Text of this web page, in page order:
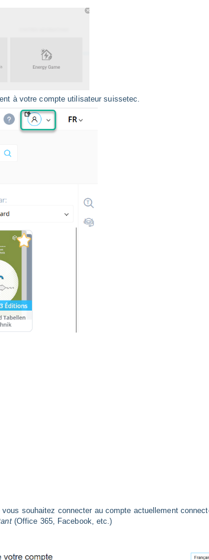
à votre compte utilisateur suissetec.
souhaitez connecter au compte actuellement
(Office 365, Facebook, etc.)